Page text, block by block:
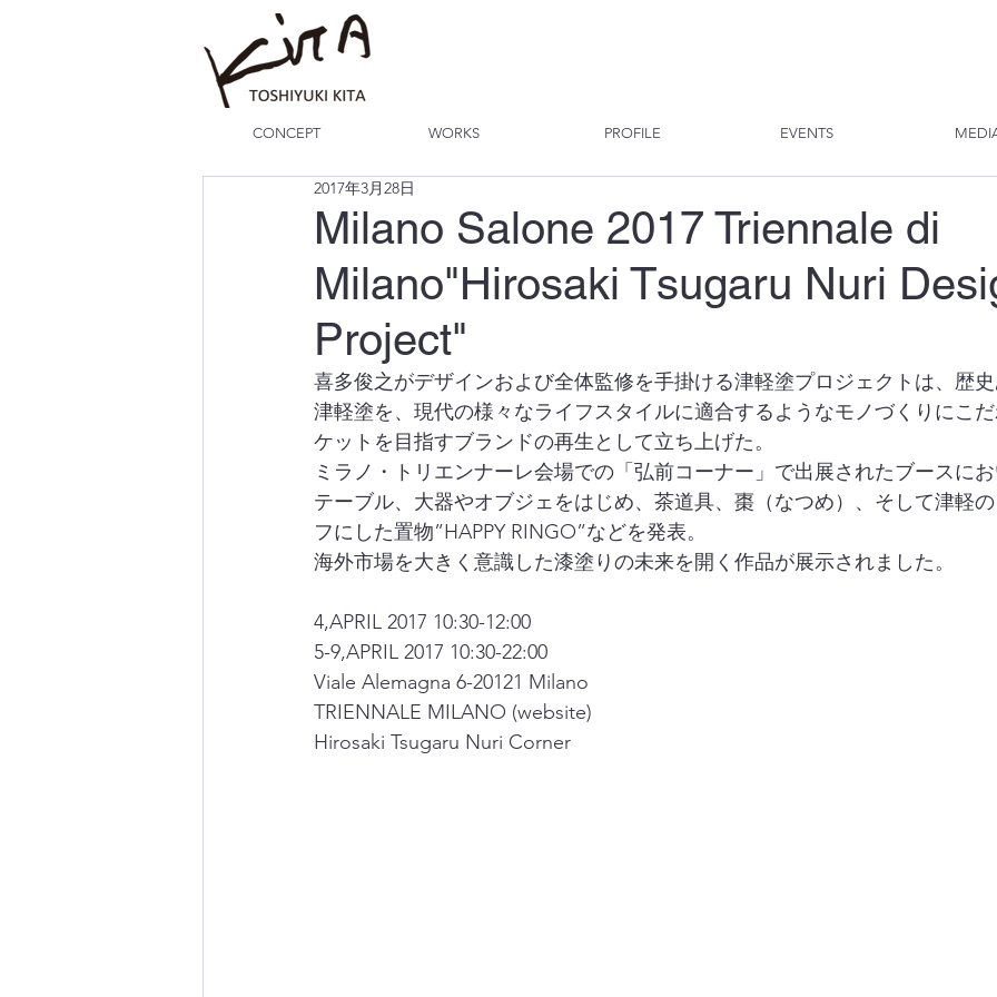
CONCEPT WORKS PROFILE EVENTS
Milano Salone 2017 Triennale di
Milano"Hirosaki Tsugaru Nuri
Project"
2017年3月28日
喜多俊之がデザインおよび全体監修を手掛ける津軽塗プロジェクトは、歴
津軽塗を、現代の様々なライフスタイルに適合するようなモノづくりにこ
ケットを目指すブランドの再生として立ち上げた。
ミラノ・トリエンナーレ会場での「弘前コーナー」で出展されたブースに
テーブル、大器やオブジェをはじめ、茶道具、棗（なつめ）、そして津軽
フにした置物”HAPPY RINGO”などを発表。
海外市場を大きく意識した漆塗りの未来を開く作品が展示されました。
4,APRIL 2017 10:30-12:00
5-9,APRIL 2017 10:30-22:00
Viale Alemagna 6-20121 Milano
TRIENNALE MILANO (website)
Hirosaki Tsugaru Nuri Corner